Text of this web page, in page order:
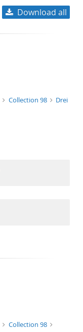
Download all
Collection 98
Drei
Collection 98